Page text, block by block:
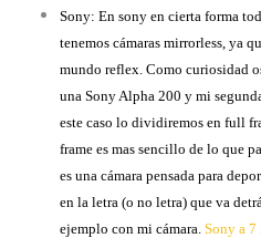
Sony: En sony en cierta forma
tenemos cámaras mirrorless, ya
mundo reflex. Como curiosidad
una Sony Alpha 200 y mi
este caso lo dividiremos en full
frame es mas sencillo de lo que
es una cámara pensada para
en la letra (o no letra) que va
ejemplo con mi cámara.Sony a 7